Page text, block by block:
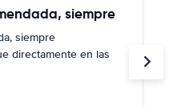
siempre
siempre
directamente en las